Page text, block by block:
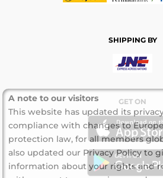
SHIPPING BY
GET ON
A note to our visitors
This website has updated its
compliance with changes to
protection law, for all members
also updated our Privacy Policy to
information about your rights and